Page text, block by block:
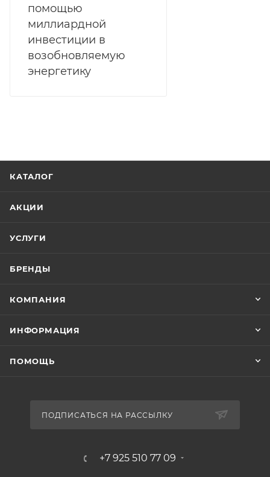
помощью
миллиардной
инвестиции в
возобновляемую
энергетику
КАТАЛОГ
АКЦИИ
УСЛУГИ
БРЕНДЫ
КОМПАНИЯ
ИНФОРМАЦИЯ
ПОМОЩЬ
ПОДПИСАТЬСЯ НА РАССЫЛКУ
+7 925 510 77 09